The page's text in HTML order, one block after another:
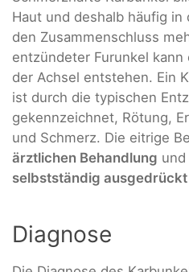
Haut und deshalb häufig in
den Zusammenschluss
entzündeter Furunkel
der Achsel entstehen. Ein
ist durch die typischen
gekennzeichnet, Rötung,
und Schmerz. Die eitrige
ärztlichen Behandlung und
selbstständig
Diagnose